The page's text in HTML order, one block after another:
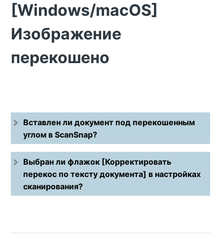
[Windows/macOS]
Изображение
перекошено
Вставлен ли документ под перекошенным
углом в ScanSnap?
Выбран ли флажок [Корректировать
перекос по тексту документа] в настройках
сканирования?